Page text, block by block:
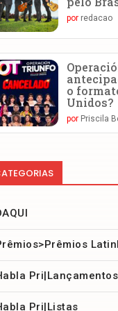
por redacao
o
Unidos?
por Priscila
Pri|Lançamentos
Pri|Listas